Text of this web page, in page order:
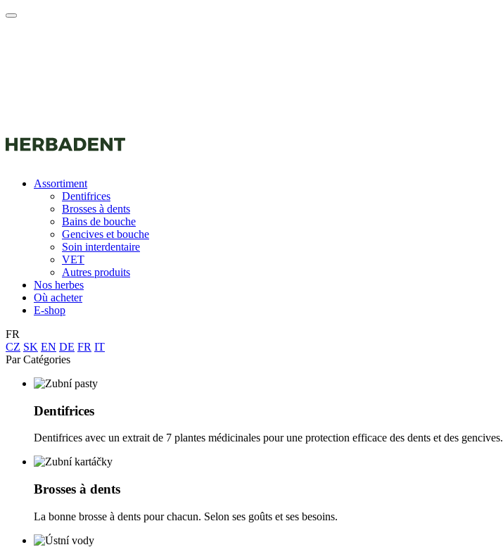
Assortiment
Dentifrices
Brosses à dents
Bains de bouche
Gencives et bouche
Soin interdentaire
VET
Autres produits
Nos herbes
Où acheter
E-shop
FR
CZ SK EN DE FR IT
Par Catégories
Dentifrices
Dentifrices avec un extrait de 7 plantes médicinales pour une protection efficace des dents et des gencives.
Brosses à dents
La bonne brosse à dents pour chacun. Selon ses goûts et ses besoins.